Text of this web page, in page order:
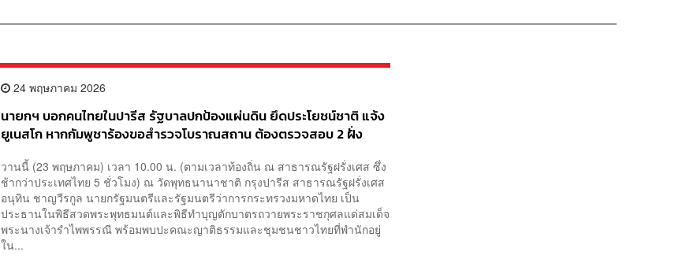
24 พฤษภาคม 2026
นายกฯ บอกคนไทยในปารีส รัฐบาลปกป้องแผ่นดิน ยึดประโยชน์ชาติ แจ้ง
ยูเนสโก หากกัมพูชาร้องขอสำรวจโบราณสถาน ต้องตรวจสอบ 2 ฝั่ง
วานนี้ (23 พฤษภาคม) เวลา 10.00 น. (ตามเวลาท้องถิ่น ณ สาธารณรัฐฝรั่งเศส ซึ่ง
ช้ากว่าประเทศไทย 5 ชั่วโมง) ณ วัดพุทธนานาชาติ กรุงปารีส สาธารณรัฐฝรั่งเศส
อนุทิน ชาญวีรกูล นายกรัฐมนตรีและรัฐมนตรีว่าการกระทรวงมหาดไทย เป็น
ประธานในพิธีสวดพระพุทธมนต์และพิธีทำบุญตักบาตรถวายพระราชกุศลแด่สมเด็จ
พระนางเจ้ารำไพพรรณี พร้อมพบปะคณะญาติธรรมและชุมชนชาวไทยที่พำนักอยู่
ใน...